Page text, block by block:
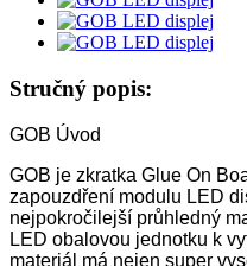
Stručný popis:
GOB Úvod
GOB je zkratka Glue On
zapouzdření modulu LED
nejpokročilejší průhledný
LED obalovou jednotku k
materiál má nejen super